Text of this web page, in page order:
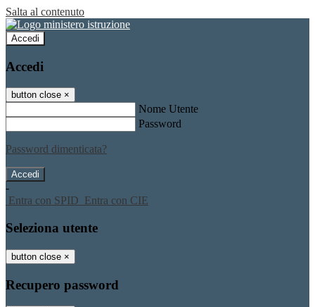
Salta al contenuto
Accedi
Accedi
button close ×
Nome Utente
Password
Password dimenticata?
-
Entra con SPID Entra con CIE
Seleziona utente
button close ×
Recupero password